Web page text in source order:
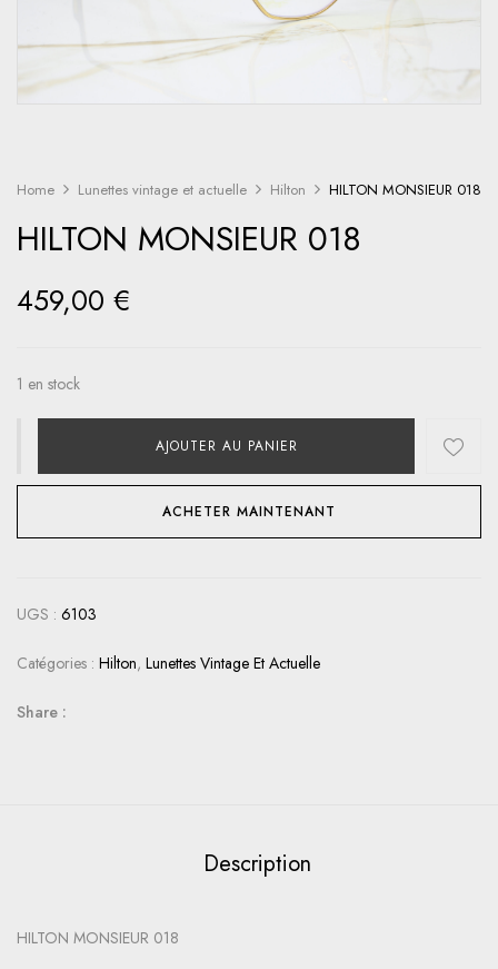
Home Lunettes vintage et actuelle Hilton HILTON MONSIEUR 018
HILTON MONSIEUR 018
459,00 €
1 en stock
AJOUTER AU PANIER
ACHETER MAINTENANT
UGS : 6103
Catégories : Hilton, Lunettes Vintage Et Actuelle
Share :
Description
HILTON MONSIEUR 018